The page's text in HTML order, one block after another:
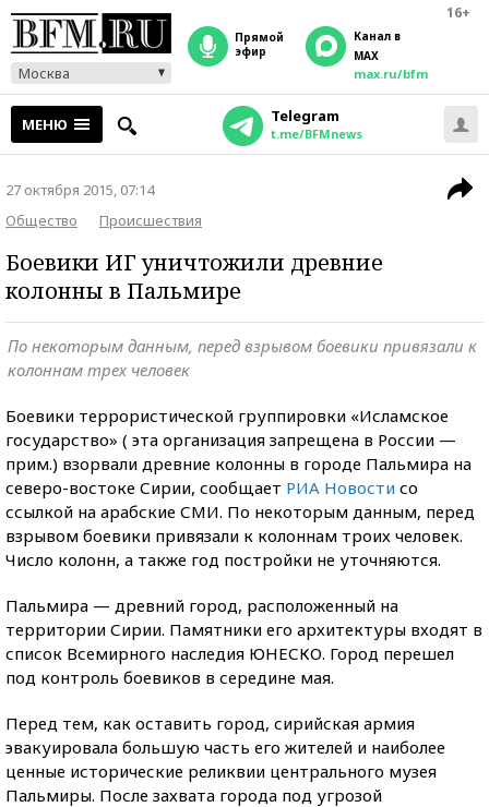
16+
Москва
прямой
эфир
Канал в
MAX
max.ru/bfm
МЕНЮ Telegram
t.me/BFMnews
27 октября 2015, 07:14
Общество
Происшествия
Боевики ИГ уничтожили древние
колонны в Пальмире
По некоторым данным, перед взрывом боевики привязали к
колоннам трех человек
Боевики террористической группировки «Исламское
государство» ( эта организация запрещена в России —
прим.) взорвали древние колонны в городе Пальмира на
северо-востоке Сирии, сообщает РИА Новости со
ссылкой на арабские СМИ. По некоторым данным, перед
взрывом боевики привязали к колоннам троих человек.
Число колонн, а также год постройки не уточняются.
Пальмира — древний город, расположенный на
территории Сирии. Памятники его архитектуры входят в
список Всемирного наследия ЮНЕСКО. Город перешел
под контроль боевиков в середине мая.
Перед тем, как оставить город, сирийская армия
эвакуировала большую часть его жителей и наиболее
ценные исторические реликвии центрального музея
Пальмиры. После захвата города под угрозой